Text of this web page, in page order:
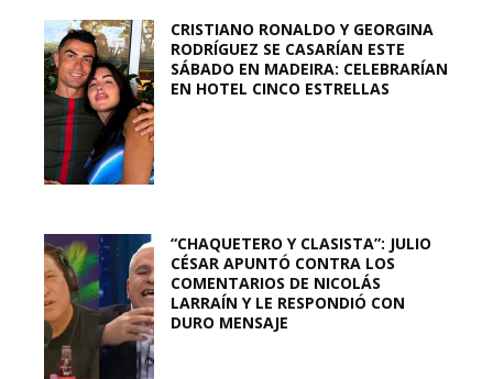
CRISTIANO RONALDO Y GEORGINA
RODRÍGUEZ SE CASARÍAN ESTE
SÁBADO EN MADEIRA: CELEBRARÍAN
EN HOTEL CINCO ESTRELLAS
“CHAQUETERO Y CLASISTA”: JULIO
CÉSAR APUNTÓ CONTRA LOS
COMENTARIOS DE NICOLÁS
LARRAÍN Y LE RESPONDIÓ CON
DURO MENSAJE